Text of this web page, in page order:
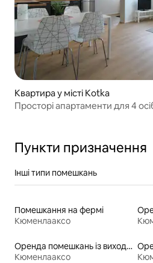
Квартира у місті Kotka
Просторі апартаменти для 4
Пункти призначення
Інші типи помешкань
Помешкання на фермі
Кюменлааксо
Оренда помешкань із виходом до пляжу
Кюменлааксо